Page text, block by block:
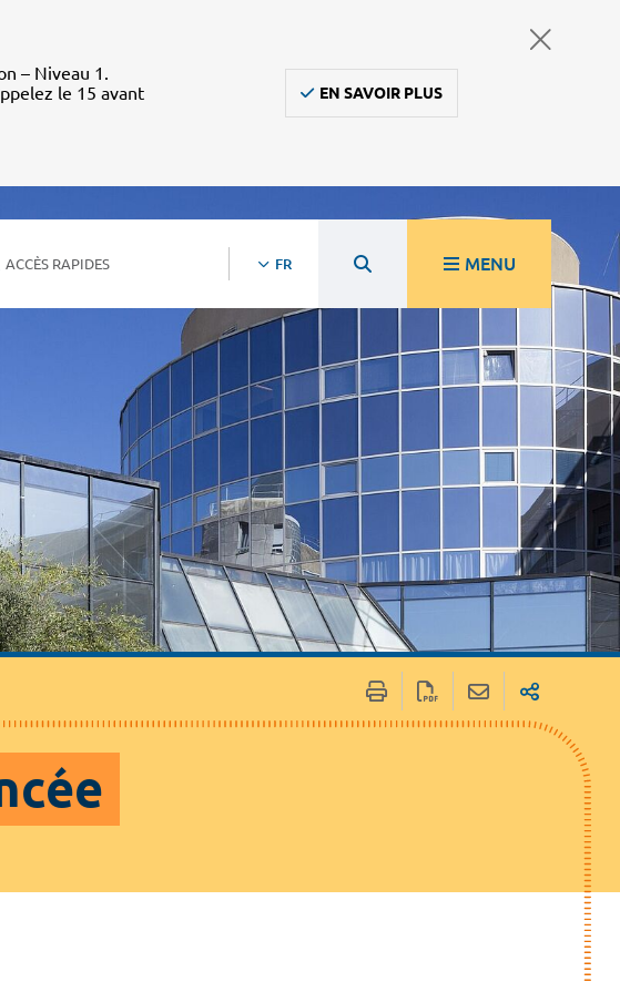
– Niveau 1.
le 15 avant
EN SAVOIR PLUS
ACCÈS RAPIDES FR MENU